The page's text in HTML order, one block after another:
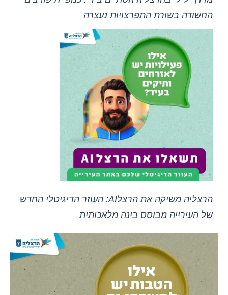
החשודה בשורת התפרצויות נעצרה
הרצליה משיקה את הרצלAI: העוזר הדיגיטלי החדש
של העירייה מבוסס בינה מלאכותית